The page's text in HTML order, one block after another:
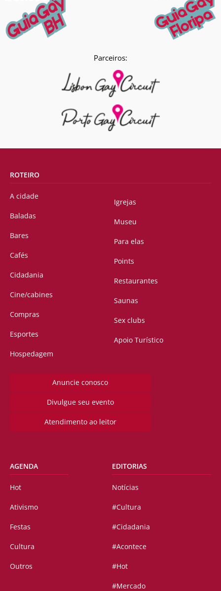
Parceiros:
ROTEIRO
A cidade
Baladas
Bares
Cafés
Cidadania
Cine/cabines
Compras
Esportes
Hospedagem
Igrejas
Museu
Para elas
Points
Restaurantes
Saunas
Sex clubs
Apoio Turístico
Anuncie conosco
Divulgue seu evento
Atendimento ao leitor
AGENDA
Hot
Ativismo
Festas
Cultura
Outros
EDITORIAS
Notícias
#Cultura
#Cidadania
#Acontece
#Hot
#Mercado